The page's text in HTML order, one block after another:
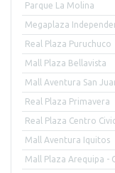
Parque La Molina
Megaplaza
Real Plaza Puruchuco
Mall Plaza Bellavista
Mall Aventura San
Real Plaza Primavera
Real Plaza Centro
Mall Aventura Iquitos
Mall Plaza Arequipa -